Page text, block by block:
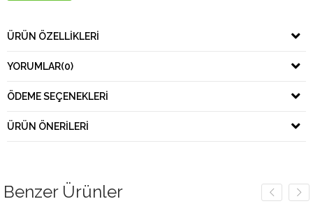
ÜRÜN ÖZELLIKLERI
YORUMLAR(0)
ÖDEME SEÇENEKLERI
ÜRÜN ÖNERILERI
Benzer Ürünler